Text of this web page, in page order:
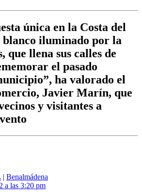
única en la Costa del
blanco iluminado por la
que llena sus calles de
el pasado
ha valorado el
Javier Marín, que
y visitantes a
| Benalmádena
a las 3:20 pm